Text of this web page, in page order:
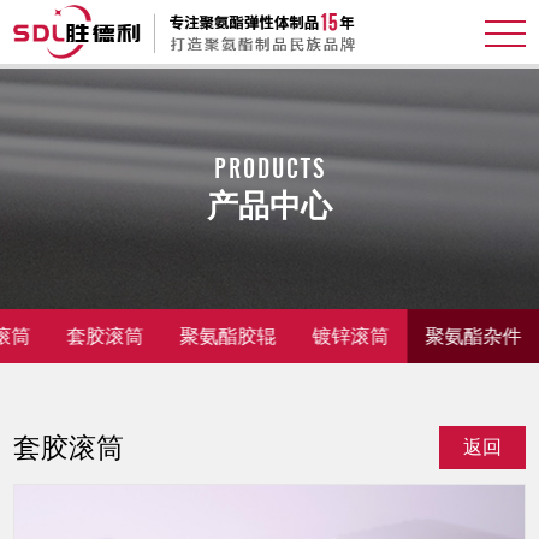
PRODUCTS
产品中心
筒 套胶滚筒 聚氨酯胶辊 镀锌滚筒 聚氨酯杂件
套胶滚筒 返回